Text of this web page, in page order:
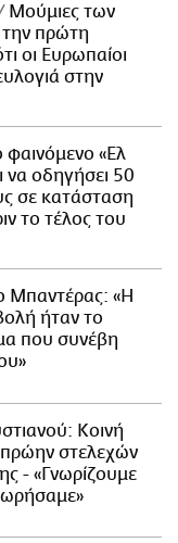
Μούμιες των
την πρώτη
οι Ευρωπαίοι
στην
φαινόμενο «Ελ
να οδηγήσει 50
σε κατάσταση
το τέλος του
Μπαντέρας: «Η
ήταν το
που συνέβη
Κοινή
στελεχών
- «Γνωρίζουμε